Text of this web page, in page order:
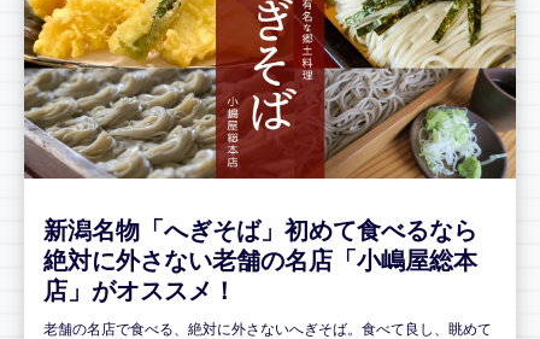
新潟名物「へぎそば」初めて食べるなら
絶対に外さない老舗の名店「小嶋屋総本
店」がオススメ！
老舗の名店で食べる、絶対に外さないへぎそば。食べて良し、眺めて